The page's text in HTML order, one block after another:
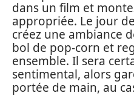
dans un film et
appropriée. Le jour
créez une ambiance
bol de pop-corn et
ensemble. Il sera
sentimental, alors
portée de main, au